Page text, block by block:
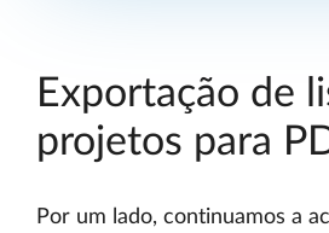
Exportação de
projetos para
Por um lado, continuamos a